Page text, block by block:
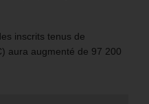
inscrits tenus de
aura augmenté de 97 200